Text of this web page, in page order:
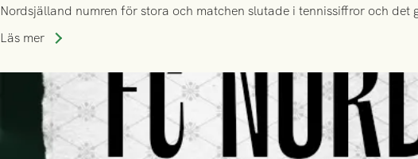
Nordsjälland numren för stora och matchen slutade i tennissiffror och det
Läs mer